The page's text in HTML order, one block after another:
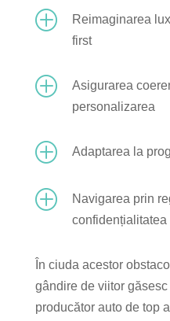
P
Reimaginarea
first
P
Asigurarea
personalizarea
P Adaptarea la
P
Navigarea prin
confidențialitatea
În ciuda acestor
gândire de viitor
producător auto de top